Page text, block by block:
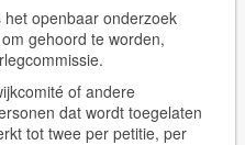
openbaar onderzoek
gehoord te worden,
of andere
dat wordt toegelaten
tot twee per petitie, per